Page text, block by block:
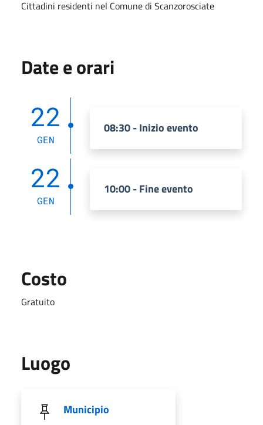
Cittadini residenti nel Comune di Scanzorosciate
Date e orari
22
GEN
08:30 - Inizio evento
22
GEN
10:00 - Fine evento
Costo
Gratuito
Luogo
Municipio